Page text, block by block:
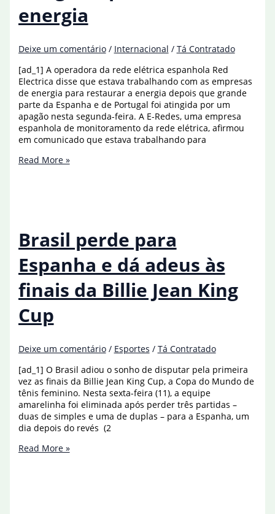
de
areia
energia
Deixe um comentário / Internacional / Tá Contratado
[ad_1] A operadora da rede elétrica espanhola Red
Electrica disse que estava trabalhando com as empresas
de energia para restaurar a energia depois que grande
parte da Espanha e de Portugal foi atingida por um
apagão nesta segunda-feira. A E-Redes, uma empresa
espanhola de monitoramento da rede elétrica, afirmou
em comunicado que estava trabalhando para
Espanha
de
energia
Read More »
Brasil perde para
Espanha e dá adeus às
finais da Billie Jean King
Cup
Deixe um comentário / Esportes / Tá Contratado
[ad_1] O Brasil adiou o sonho de disputar pela primeira
vez as finais da Billie Jean King Cup, a Copa do Mundo de
tênis feminino. Nesta sexta-feira (11), a equipe
amarelinha foi eliminada após perder três partidas –
duas de simples e uma de duplas – para a Espanha, um
dia depois do revés (2
Brasil
Read More »